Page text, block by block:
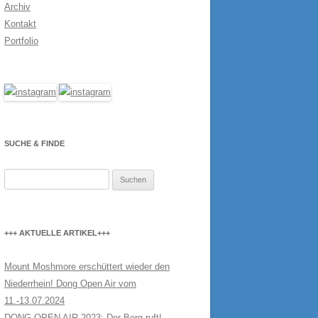
Archiv
Kontakt
Portfolio
SUCHE & FINDE
+++ AKTUELLE ARTIKEL+++
Mount Moshmore erschüttert wieder den
Niederrhein! Dong Open Air vom
11.-13.07.2024